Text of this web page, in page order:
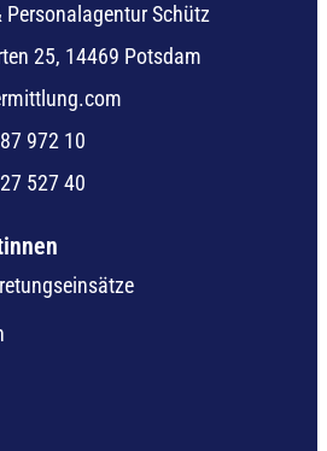
Schütz
25, 14469 Potsdam
972 10
527 40